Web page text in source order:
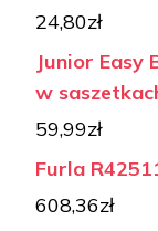
24,80zł
Junior Easy
w
59,99zł
Furla
608,36zł